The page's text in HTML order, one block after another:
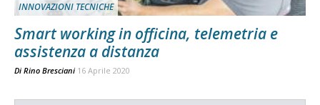
INNOVAZIONI TECNICHE
Smart working in officina, telemetria e
assistenza a distanza
Di Rino Bresciani 16 Aprile 2020